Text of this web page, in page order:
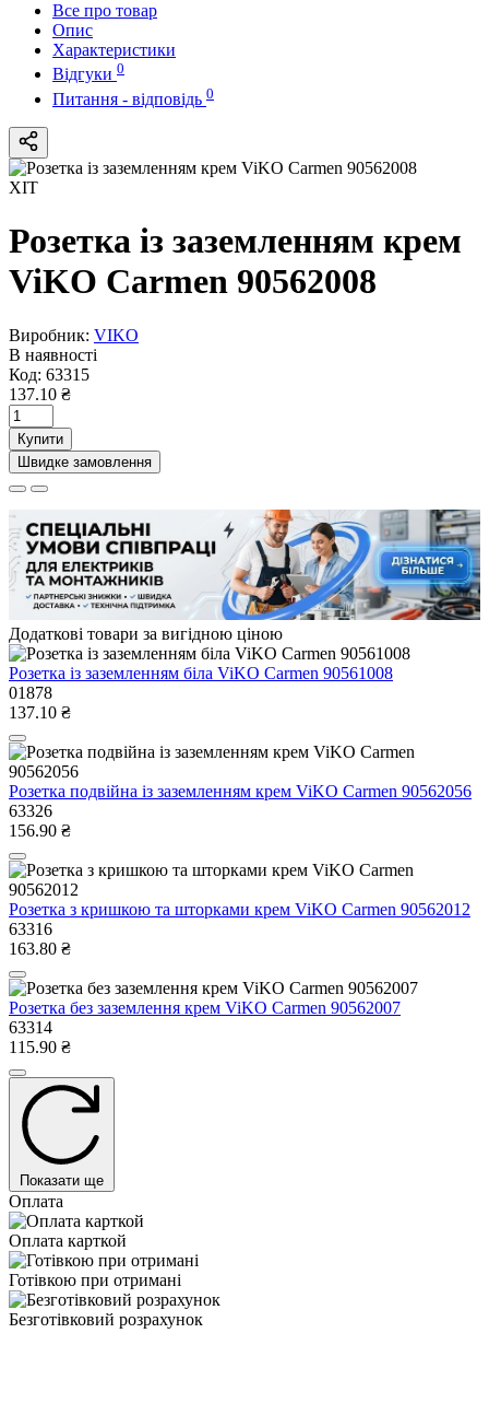
Все про товар
Опис
Характеристики
Відгуки 0
Питання - відповідь 0
ХІТ
Розетка із заземленням крем
ViKO Carmen 90562008
Виробник: VIKO
В наявності
Код: 63315
137.10 ₴
Купити
Швидке замовлення
Додаткові товари за вигідною ціною
Розетка із заземленням біла ViKO Carmen 90561008
01878
137.10 ₴
Розетка подвійна із заземленням крем ViKO Carmen 90562056
63326
156.90 ₴
Розетка з кришкою та шторками крем ViKO Carmen 90562012
63316
163.80 ₴
Розетка без заземлення крем ViKO Carmen 90562007
63314
115.90 ₴
Показати ще
Оплата
Оплата карткой
Готівкою при отримані
Безготівковий розрахунок